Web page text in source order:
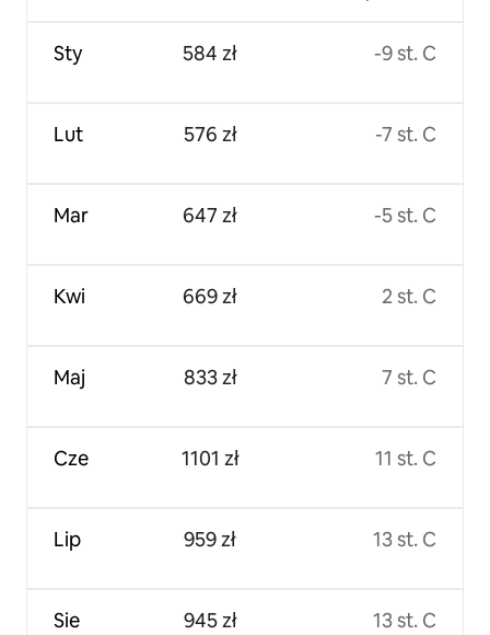
Sty
Lut
Mar
Kwi
Maj
Cze
Lip
Sie
584 zł
576 zł
647 zł
669 zł
833 zł
1101 zł
959 zł
945 zł
-9 st. C
-7 st. C
-5 st. C
2 st. C
7 st. C
11 st. C
13 st. C
13 st. C